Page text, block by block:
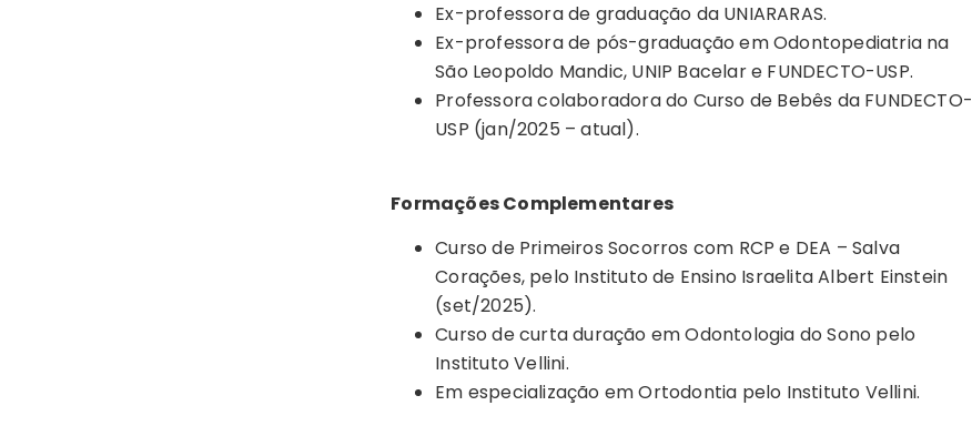
Ex-professora de graduação da UNIARARAS.
Ex-professora de pós-graduação em Odontopediatria na
São Leopoldo Mandic, UNIP Bacelar e FUNDECTO-USP.
Professora colaboradora do Curso de Bebês da FUNDECTO-
USP (jan/2025 – atual).
Formações Complementares
Curso de Primeiros Socorros com RCP e DEA – Salva
Corações, pelo Instituto de Ensino Israelita Albert Einstein
(set/2025).
Curso de curta duração em Odontologia do Sono pelo
Instituto Vellini.
Em especialização em Ortodontia pelo Instituto Vellini.